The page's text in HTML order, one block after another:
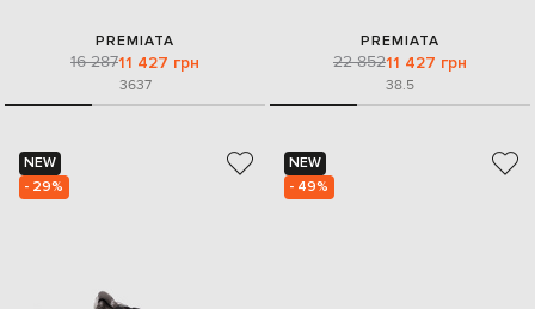
PREMIATA
16 28711 427 грн
3637
PREMIATA
22 85211 427 грн
38.5
NEW
- 29%
NEW
- 49%